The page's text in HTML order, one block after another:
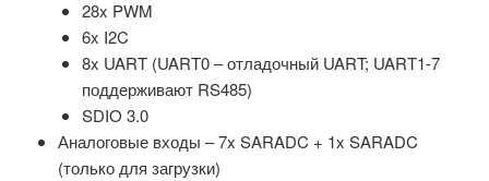
28x PWM
6x I2C
8x UART (UART0 – отладочный UART; UART1-7
поддерживают RS485)
SDIO 3.0
Аналоговые входы – 7x SARADC + 1x SARADC
(только для загрузки)